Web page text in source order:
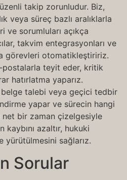
takip zorunludur. Biz,
veya süreç bazlı aralıklarla
ve sorumluları açıkça
takvim entegrasyonları ve
görevleri otomatikleştiririz.
postalarla teyit eder, kritik
hatırlatma yaparız.
talebi veya geçici tedbir
yapar ve sürecin hangi
net bir zaman çizelgesiyle
kaybını azaltır, hukuki
yürütülmesini sağlarız.
Sorular